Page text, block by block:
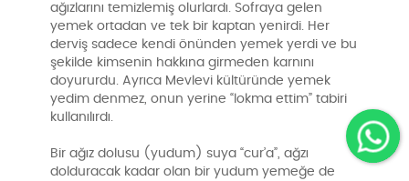
ağızlarını temizlemiş olurlardı. Sofraya gelen
yemek ortadan ve tek bir kaptan yenirdi. Her
derviş sadece kendi önünden yemek yerdi ve bu
şekilde kimsenin hakkına girmeden karnını
doyururdu. Ayrıca Mevlevi kültüründe yemek
yedim denmez, onun yerine “lokma ettim” tabiri
kullanılırdı.
Bir ağız dolusu (yudum) suya “cur’a”, ağzı
dolduracak kadar olan bir yudum yemeğe de